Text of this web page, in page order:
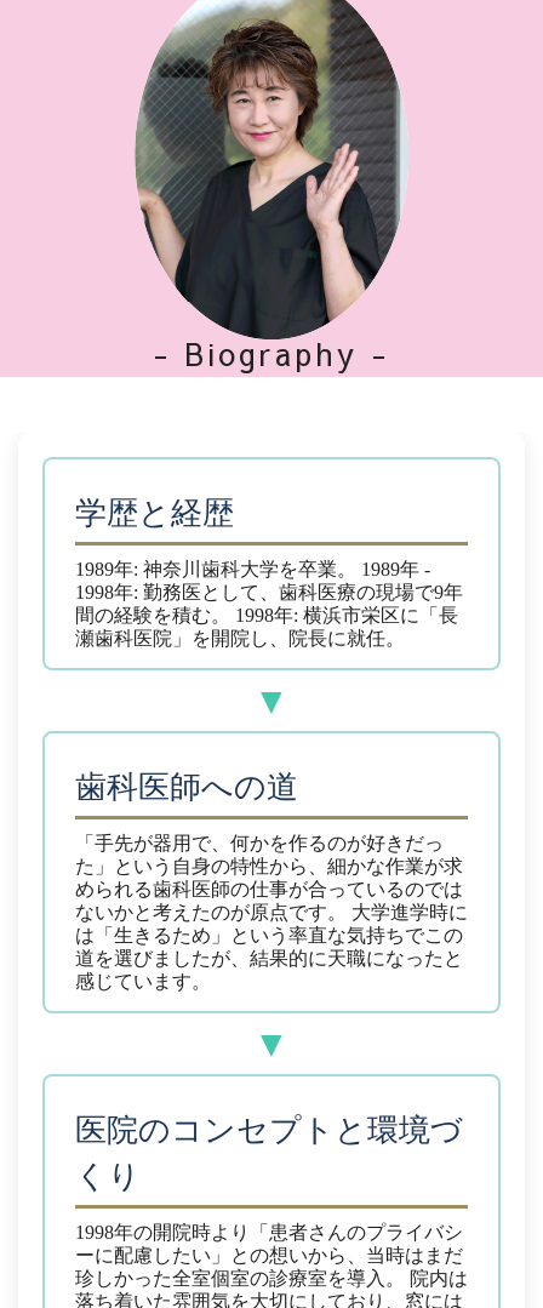
- Biography -
学歴と経歴
1989年: 神奈川歯科大学を卒業。 1989年 -
1998年: 勤務医として、歯科医療の現場で9年
間の経験を積む。 1998年: 横浜市栄区に「長
瀬歯科医院」を開院し、院長に就任。
歯科医師への道
「手先が器用で、何かを作るのが好きだっ
た」という自身の特性から、細かな作業が求
められる歯科医師の仕事が合っているのでは
ないかと考えたのが原点です。 大学進学時に
は「生きるため」という率直な気持ちでこの
道を選びましたが、結果的に天職になったと
感じています。
医院のコンセプトと環境づ
くり
1998年の開院時より「患者さんのプライバシ
ーに配慮したい」との想いから、当時はまだ
珍しかった全室個室の診療室を導入。
院内は
落ち着いた雰囲気を大切にしており、窓には